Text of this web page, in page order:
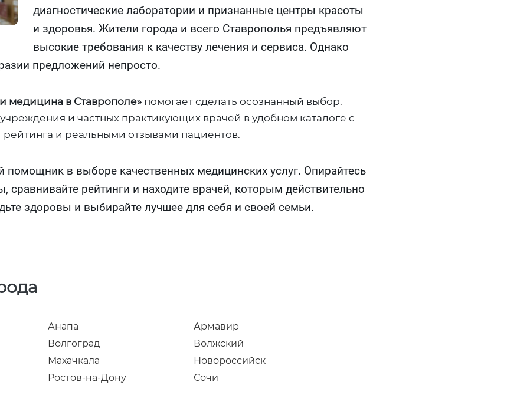
диагностические лаборатории и признанные центры красоты
и здоровья. Жители города и всего Ставрополья предъявляют
высокие требования к качеству лечения и сервиса. Однако
предложений непросто.
медицина в Ставрополе»помогает сделать осознанный выбор.
и частных практикующих врачей в удобном каталоге с
и реальными отзывами пациентов.
в выборе качественных медицинских услуг. Опирайтесь
рейтинги и находите врачей, которым действительно
здоровы и выбирайте лучшее для себя и своей семьи.
Анапа
Армавир
Волгоград
Волжский
Махачкала
Новороссийск
Ростов-на-Дону
Сочи